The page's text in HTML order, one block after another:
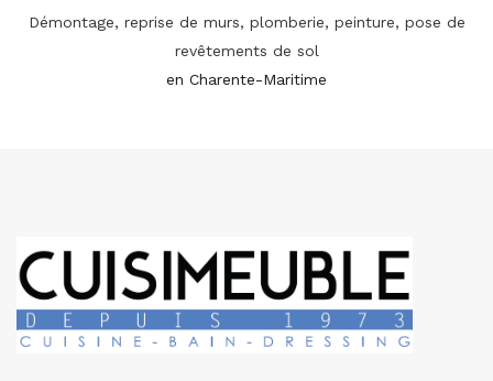
Démontage, reprise de murs, plomberie, peinture, pose de
revêtements de sol
en Charente-Maritime